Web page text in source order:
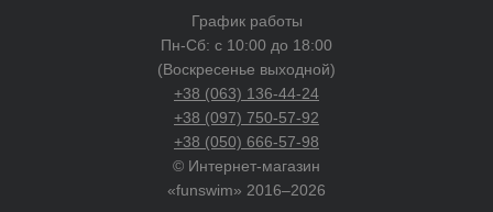
График работы
Пн-Сб: с 10:00 до 18:00
(Воскресенье выходной)
+38 (063) 136-44-24
+38 (097) 750-57-92
+38 (050) 666-57-98
© Интернет-магазин
«funswim» 2016–2026